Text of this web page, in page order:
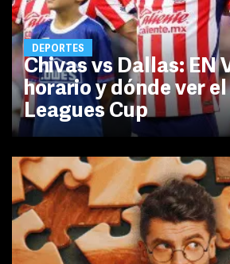
DEPORTES
Chivas vs Dallas: EN
horario y dónde ver
Leagues Cup